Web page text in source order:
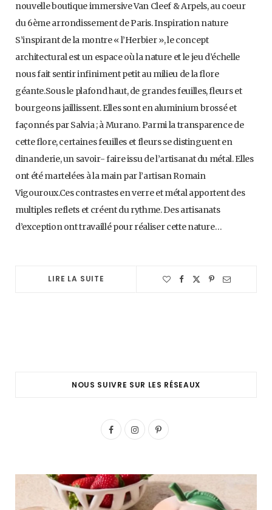
nouvelle boutique immersive Van Cleef & Arpels, au coeur
du 6ème arrondissement de Paris. Inspiration nature
S’inspirant de la montre « l’Herbier », le concept
architectural est un espace où la nature et le jeu d’échelle
nous fait sentir infiniment petit au milieu de la flore
géante.Sous le plafond haut, de grandes feuilles, fleurs et
bourgeons jaillissent. Elles sont en aluminium brossé et
façonnés par Salvia ; à Murano. Parmi la transparence de
cette flore, certaines feuilles et fleurs se distinguent en
dinanderie, un savoir- faire issu de l’artisanat du métal. Elles
ont été martelées à la main par l’artisan Romain
Vigouroux.Ces contrastes en verre et métal apportent des
multiples reflets et créent du rythme. Des artisanats
d’exception ont travaillé pour réaliser cette nature…
LIRE LA SUITE
NOUS SUIVRE SUR LES RÉSEAUX
F
e
I
t
P
t